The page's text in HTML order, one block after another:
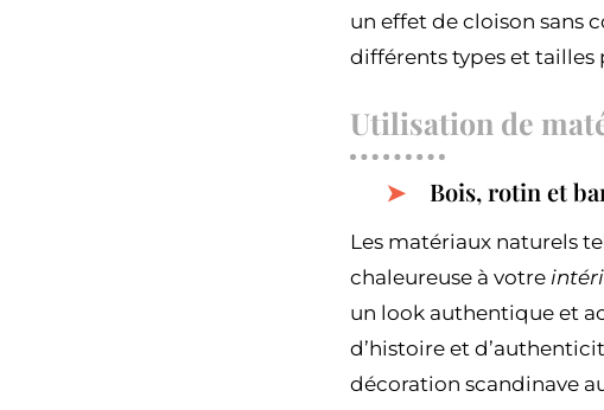
un effet de cloison sans
différents types et tailles
Utilisation de
Bois, rotin et
Les matériaux naturels
chaleureuse à votre
un look authentique et
d’histoire et
décoration scandinave